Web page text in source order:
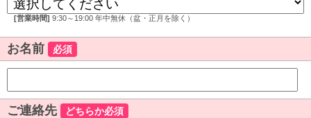
[営業時間] 9:30～19:00 年中無休（盆・正月を除く）
お名前 必須
ご連絡先 どちらか必須